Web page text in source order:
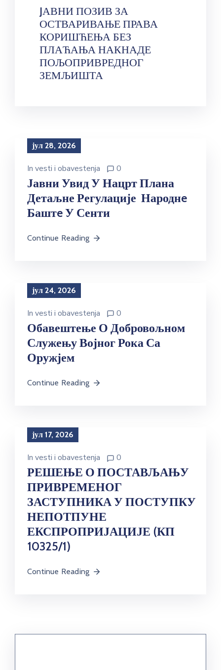
JАВНИ ПОЗИВ ЗА
ОСТВАРИВАЊЕ ПРАВА
КОРИШЋЕЊА БЕЗ
ПЛАЋАЊА НАКНАДЕ
ПОЉОПРИВРЕДНОГ
ЗЕМЉИШТА
јул 28, 2026
In vesti i obavestenja 0
Јавни Увид У Нацрт Плана
Детаљне Регулације Народнe
Баштe У Сенти
Continue Reading
јул 24, 2026
In vesti i obavestenja 0
Обавештење О Добровољном
Служењу Војног Рока Са
Оружјем
Continue Reading
јул 17, 2026
In vesti i obavestenja 0
РЕШЕЊЕ О ПОСТАВЉАЊУ
ПРИВРЕМЕНОГ
ЗАСТУПНИКА У ПОСТУПКУ
НЕПОТПУНЕ
ЕКСПРОПРИЈАЦИЈЕ (КП
10325/1)
Continue Reading